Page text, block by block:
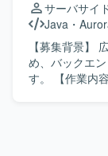
ロダクトに関
います。 ・複
理を行います
での一貫した推進
像】 ソフトウ
経験があり、
サーバサイ
Java ・
【募集背景】
め、バックエ
す。 【作業内容】 新聞会社向け広告管理システムの設計・